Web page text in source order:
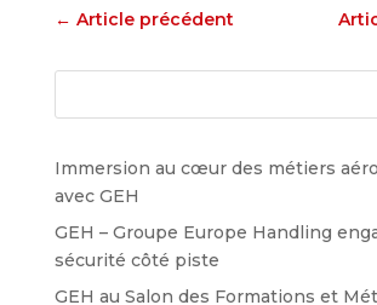
← Article précédent
Immersion au cœur des métiers
avec GEH
GEH – Groupe Europe Handling
sécurité côté piste
GEH au Salon des Formations et